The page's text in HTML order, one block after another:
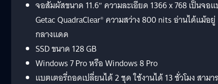
จอสัมผัสขนาด 11.6″ ความละเอียด 1366 x 768 เป็นจอ
Getac QuadraClear® ความสว่าง 800 nits อ่านได้แม้อยู่
กลางแดด
SSD ขนาด 128 GB
Windows 7 Pro หรือ Windows 8 Pro
แบตเตอรี่ถอดเปลี่ยนได้ 2 ชุด ใช้งานได้ 13 ชั่วโมง สามา